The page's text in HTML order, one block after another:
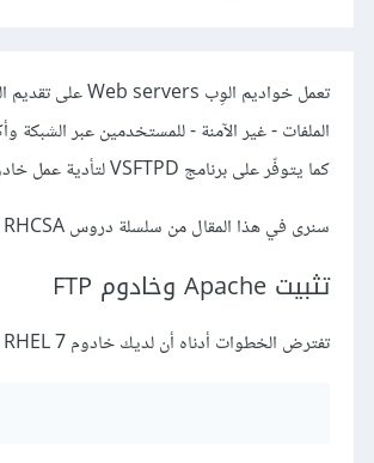
كما يتوفّر على برنامج VSFTPD لتأدية عمل خادوم FTP مع إضافة طبقة
سنرى في هذا المقال من سلسلة دروس RHCSA كيفية تثبيت خادومي وِب وFTP، إعدادهما وتأمينهما على RHEL 7.
تثبيت Apache وخادوم FTP
تفترض الخطوات أدناه أن لديك خادوم RHEL 7 معدًّا وجاهزا للعمل. نبدأ بتثبيت Apache وVSFTPD: